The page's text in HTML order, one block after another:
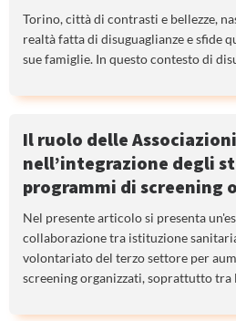
Torino, città di contrasti e bellezze,
realtà fatta di disuguaglianze e sfide
sue famiglie. In questo contesto di
Il ruolo delle
nell’integrazione degli
programmi di screening
Nel presente articolo si presenta
collaborazione tra istituzione
volontariato del terzo settore per
screening organizzati, soprattutto tra